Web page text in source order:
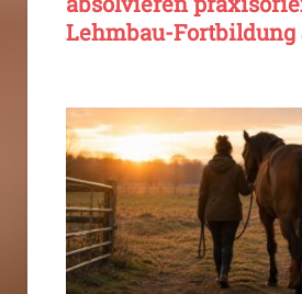
Lehmbau-